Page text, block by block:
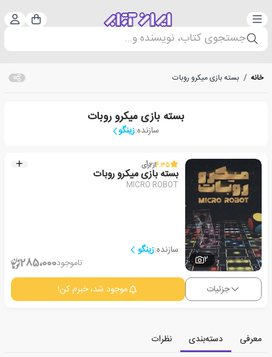
دسته‌بندی سبد
جستجوی کتاب، نویسنده و...
خانه / بسته بازی میکرو روبات
بسته بازی میکرو روبات
سازنده:زینگو
2
4.35از2رأی
بسته بازی میکرو روبات
MICRO ROBOT
سازنده:زینگو
ناموجود285،000
جزئیات موجود شد، خبرم کن!
معرفی دسته‌بندی
نظرات